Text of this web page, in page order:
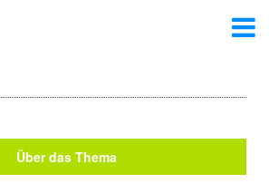
Über das Thema